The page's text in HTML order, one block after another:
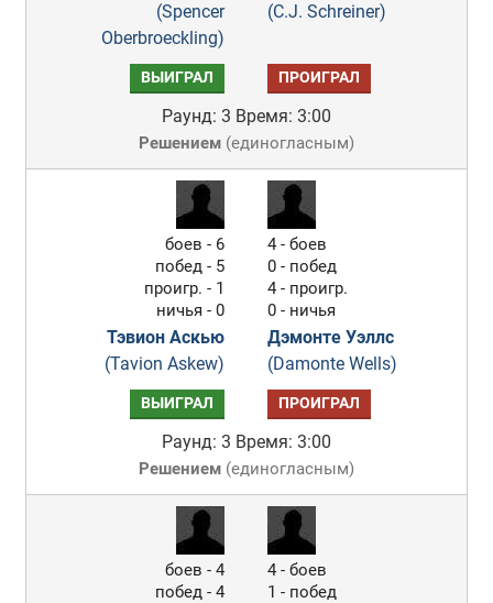
(Spencer
Oberbroeckling)
(C.J. Schreiner)
ВЫИГРАЛ ПРОИГРАЛ
Раунд: 3 Время: 3:00
Решением(единогласным)
боев - 6
побед - 5
проигр. - 1
ничья - 0
Тэвион Аскью
(Tavion Askew)
4 - боев
0 - побед
4 - проигр.
0 - ничья
Дэмонте Уэллс
(Damonte Wells)
ВЫИГРАЛ ПРОИГРАЛ
Раунд: 3 Время: 3:00
Решением(единогласным)
боев - 4
побед - 4
4 - боев
1 - побед